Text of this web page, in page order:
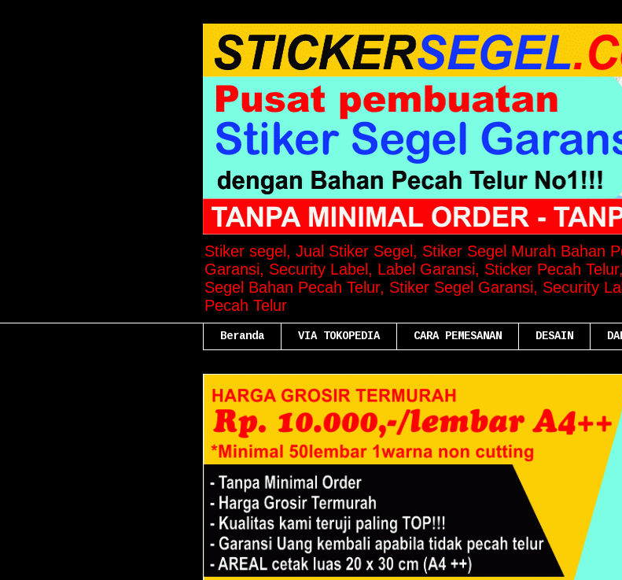
Stiker segel, Jual Stiker Segel, Stiker Segel Murah Bahan
Garansi, Security Label, Label Garansi, Sticker Pecah
Segel Bahan Pecah Telur, Stiker Segel Garansi, Security
Pecah Telur
Beranda VIA TOKOPEDIA CARA PEMESANAN DESAIN